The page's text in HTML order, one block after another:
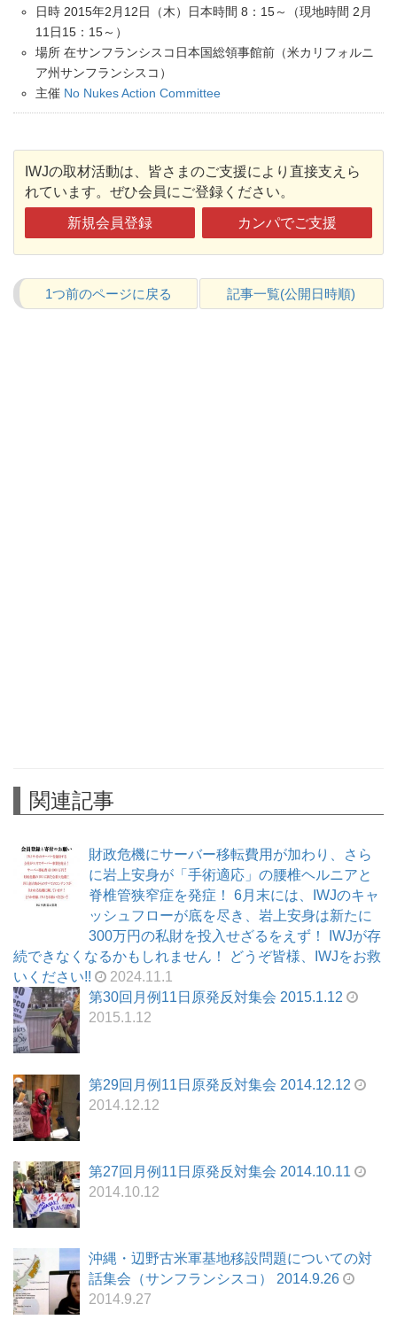
日時 2015年2月12日（木）日本時間 8：15～（現地時間 2月
11日15：15～）
場所 在サンフランシスコ日本国総領事館前（米カリフォルニ
ア州サンフランシスコ）
主催 No Nukes Action Committee
IWJの取材活動は、皆さまのご支援により直接支えら
れています。ぜひ会員にご登録ください。
新規会員登録 カンパでご支援
1つ前のページに戻る 記事一覧(公開日時順)
関連記事
財政危機にサーバー移転費用が加わり、さら
に岩上安身が「手術適応」の腰椎ヘルニアと
脊椎管狭窄症を発症！ 6月末には、IWJのキャ
ッシュフローが底を尽き、岩上安身は新たに
300万円の私財を投入せざるをえず！ IWJが存
続できなくなるかもしれません！ どうぞ皆様、IWJをお救
いください!!
2024.11.1
第30回月例11日原発反対集会 2015.1.12
2015.1.12
第29回月例11日原発反対集会 2014.12.12
2014.12.12
第27回月例11日原発反対集会 2014.10.11
2014.10.12
沖縄・辺野古米軍基地移設問題についての対
話集会（サンフランシスコ） 2014.9.26
2014.9.27